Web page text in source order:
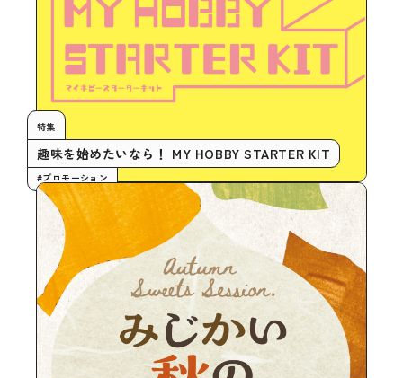
特集
趣味を始めたいなら！ MY HOBBY STARTER KIT
#プロモーション